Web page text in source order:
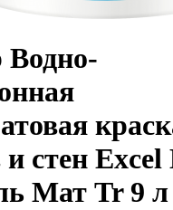
Водно-
и стен
Мат Tr 9 л